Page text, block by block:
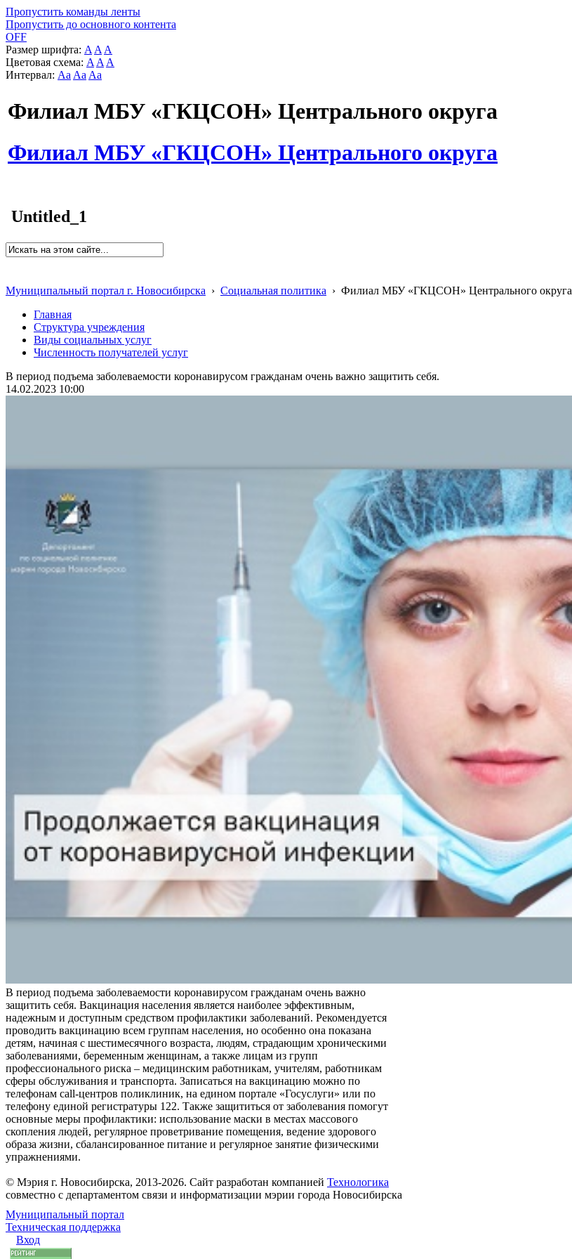
Пропустить команды ленты
Пропустить до основного контента
OFF
Размер шрифта: A A A
Цветовая схема: A A A
Интервал: Aa Aa Aa
Филиал МБУ «ГКЦСОН» Центрального округа
Филиал МБУ «ГКЦСОН» Центрального округа
Untitled_1
Муниципальный портал г. Новосибирска › Социальная политика › Филиал МБУ «ГКЦСОН» Центрального округа
Главная
Структура учреждения
Виды социальных услуг
Численность получателей услуг
В период подъема заболеваемости коронавирусом гражданам очень важно защитить себя.
14.02.2023 10:00
В период подъема заболеваемости коронавирусом гражданам очень важно
защитить себя. Вакцинация населения является наиболее эффективным,
надежным и доступным средством профилактики заболеваний. Рекомендуется
проводить вакцинацию всем группам населения, но особенно она показана
детям, начиная с шестимесячного возраста, людям, страдающим хроническими
заболеваниями, беременным женщинам, а также лицам из групп
профессионального риска – медицинским работникам, учителям, работникам
сферы обслуживания и транспорта. Записаться на вакцинацию можно по
телефонам call-центров поликлиник, на едином портале «Госуслуги» или по
телефону единой регистратуры 122. Также защититься от заболевания помогут
основные меры профилактики: использование маски в местах массового
скопления людей, регулярное проветривание помещения, ведение здорового
образа жизни, сбалансированное питание и регулярное занятие физическими
упражнениями.
© Мэрия г. Новосибирска, 2013-2026. Сайт разработан компанией Технологика
совместно с департаментом связи и информатизации мэрии города Новосибирска
Муниципальный портал
Техническая поддержка
Вход